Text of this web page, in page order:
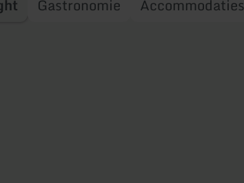
Gastronomie Accommodaties